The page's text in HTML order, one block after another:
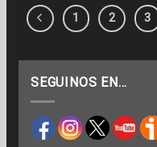
1 2 3
SEGUINOS EN…